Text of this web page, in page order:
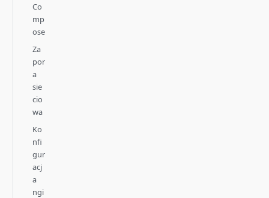
Co
mp
ose
Za
por
a
sie
cio
wa
Ko
nfi
gur
acj
a
ngi